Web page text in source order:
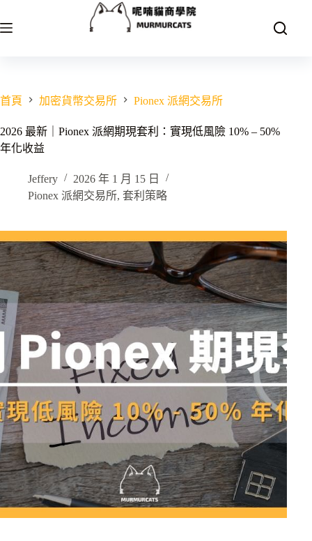
至
容
首頁 加密貨幣交易所 Pionex 派網交易所
2026 最新｜Pionex 派網期現套利：實現低風險 10% – 50%
年化收益
Jeffery
2026 年 1 月 15 日
Pionex 派網交易所, 套利策略